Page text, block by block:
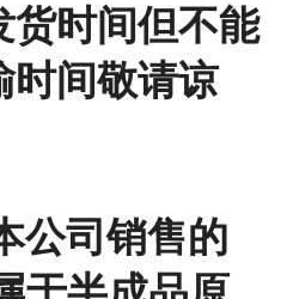
货时间但不能
时间敬请谅
公司销售的